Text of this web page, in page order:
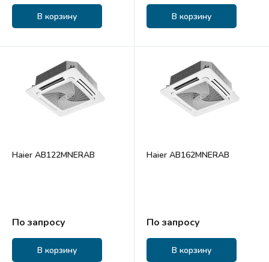
В корзину В корзину
Haier AB122MNERAB
По запросу
В корзину
Haier AB162MNERAB
По запросу
В корзину